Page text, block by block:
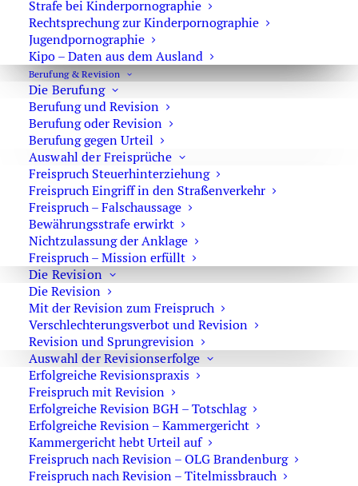
Strafe bei Kinderpornographie
Rechtsprechung zur Kinderpornographie
Jugendpornographie
Kipo – Daten aus dem Ausland
Berufung & Revision
Die Berufung
Berufung und Revision
Berufung oder Revision
Berufung gegen Urteil
Auswahl der Freisprüche
Freispruch Steuerhinterziehung
Freispruch Eingriff in den Straßenverkehr
Freispruch – Falschaussage
Bewährungsstrafe erwirkt
Nichtzulassung der Anklage
Freispruch – Mission erfüllt
Die Revision
Die Revision
Mit der Revision zum Freispruch
Verschlechterungsverbot und Revision
Revision und Sprungrevision
Auswahl der Revisionserfolge
Erfolgreiche Revisionspraxis
Freispruch mit Revision
Erfolgreiche Revision BGH – Totschlag
Erfolgreiche Revision – Kammergericht
Kammergericht hebt Urteil auf
Freispruch nach Revision – OLG Brandenburg
Freispruch nach Revision – Titelmissbrauch
Konsumenten und einfachen Straftätern vor Ort. Dabei
ist die Beweislage nicht immer eindeutig.
Strafverteidigung bei Organisierter
Kriminalität
Wenn Sie mit Vorwürfen von Straftaten aus der
sogenannten Organisierten Kriminalität konfrontiert
werden, sind Sie hier richtig. Denn wir haben langjährige
Erfahrung in der Strafverteidigung und verfügen über
besondere Ermittlungstechniken
Vorsprung vor dem Landeskriminalamt und der
Staatsanwaltschaft sichern können.
Weitere Informationen
Dieser Artikel dienst der Einleitung ins Thema der
Organisierten Kriminalität. Auf den folgenden
Unterseiten finden Sie nähere Informationen zu
einzelnen Straftatbeständen, die häufig in der OK
vorkommen. Dazu gehören dieComputer- und
Internetkriminalität,Drogendelikte,Menschenhandel
WaffenrechtundRaub.